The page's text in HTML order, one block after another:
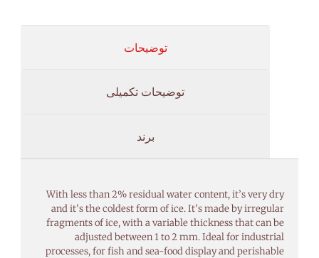
توضیحات
توضیحات تکمیلی
برند
With less than 2% residual water content, it’s very dry
and it’s the coldest form of ice. It’s made by irregular
fragments of ice, with a variable thickness that can be
adjusted between 1 to 2 mm. Ideal for industrial
processes, for fish and sea-food display and perishable